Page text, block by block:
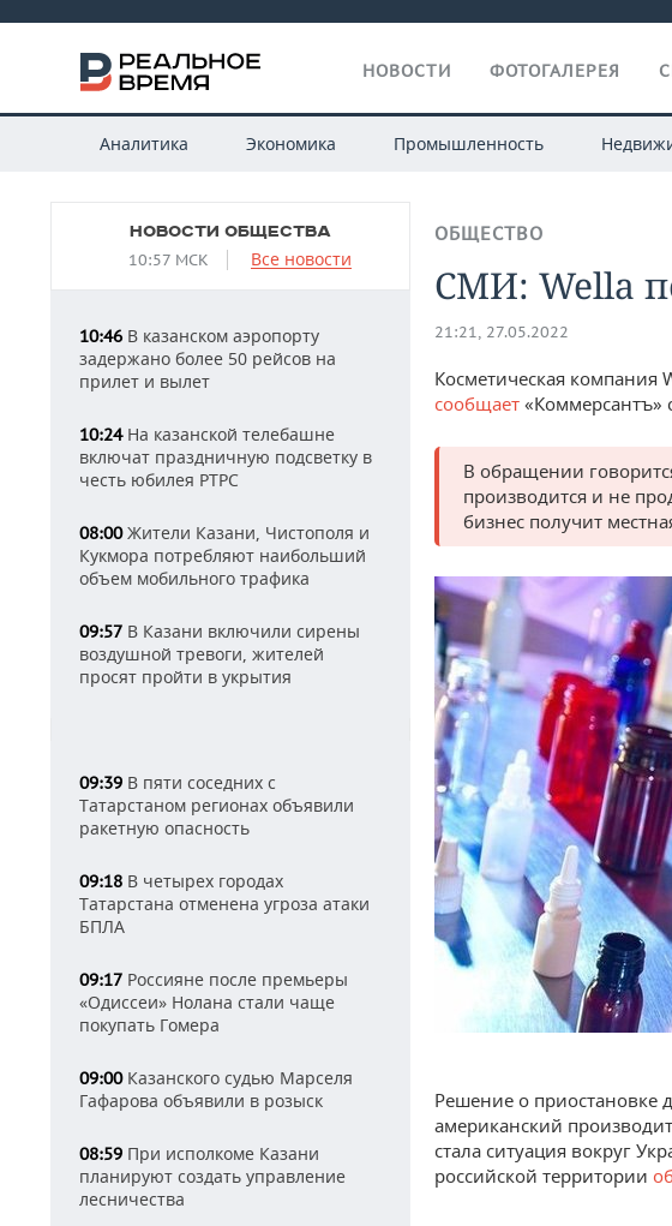
НОВОСТИ ФОТОГАЛЕРЕЯ
Аналитика Экономика Промышленность
НОВОСТИ ОБЩЕСТВА
10:57 МСК Все новости
10:46 В казанском аэропорту
задержано более 50 рейсов на
прилет и вылет
10:24На казанской телебашне
включат праздничную подсветку в
честь юбилея РТРС
08:00Жители Казани, Чистополя и
Кукмора потребляют наибольший
объем мобильного трафика
09:57 В Казани включили сирены
воздушной тревоги, жителей
просят пройти в укрытия
09:39 В пяти соседних с
Татарстаном регионах объявили
ракетную опасность
09:18 В четырех городах
Татарстана отменена угроза атаки
БПЛА
09:17 Россияне после премьеры
«Одиссеи» Нолана стали чаще
покупать Гомера
09:00Казанского судью Марселя
Гафарова объявили в розыск
08:59 При исполкоме Казани
планируют создать управление
лесничества
ОБЩЕСТВО
СМИ: Wella
21:21, 27.05.2022
Косметическая компания
сообщает «Коммерсантъ»
В обращении
производится и не
бизнес получит
Решение о приостановке
американский
стала ситуация вокруг
российской территории